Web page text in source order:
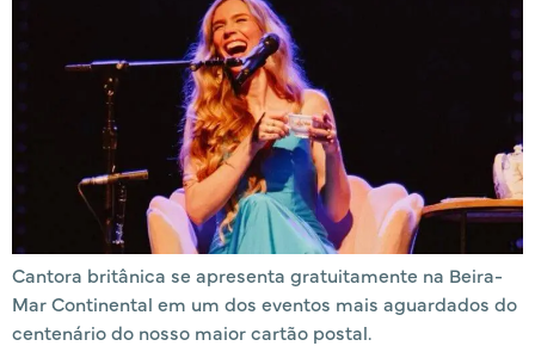
Cantora britânica se apresenta gratuitamente na Beira-
Mar Continental em um dos eventos mais aguardados do
centenário do nosso maior cartão postal.